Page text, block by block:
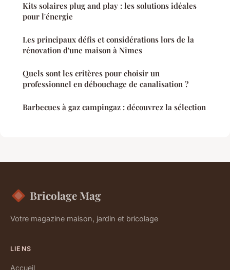
Kits solaires plug and play : les solutions idéales
pour l'énergie
Les principaux défis et considérations lors de la
rénovation d'une maison à Nîmes
Quels sont les critères pour choisir un
professionnel en débouchage de canalisation ?
Barbecues à gaz campingaz : découvrez la sélection
Bricolage Mag
Votre magazine maison, jardin et bricolage
LIENS
Accueil